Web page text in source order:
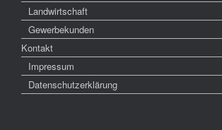
Landwirtschaft
Gewerbekunden
Kontakt
Impressum
Datenschutzerklärung